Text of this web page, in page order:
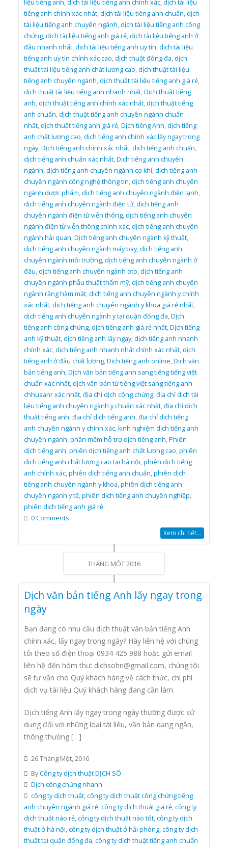
liệu tiếng anh,dịch tài liệu tiếng anh chính xác,dịch tài liệu
tiếng anh chính xác nhất,dịch tài liệu tiếng anh chuẩn,dịch
tài liệu tiếng anh chuyên ngành,dịch tài liệu tiếng anh công
chứng,dịch tài liệu tiếng anh giá rẻ,dịch tài liệu tiếng anh ở
đâu nhanh nhất,dịch tài liệu tiếng anh uy tín,dịch tài liệu
tiếng anh uy tín chính xác cao,dịch thuật đống đa,dịch
thuật tài liệu tiếng anh chất lương cao,dịch thuật tài liệu
tiếng anh chuyên ngành,dịch thuật tài liệu tiếng anh giá rẻ,
dịch thuật tài liệu tiếng anh nhanh nhất,Dịch thuật tiếng
anh,dịch thuật tiếng anh chính xác nhất,dịch thuật tiếng
anh chuẩn,dịch thuật tiếng anh chuyên ngành chuẩn
nhất,dịch thuật tiếng anh giá rẻ,Dịch tiếng Anh,dịch tiếng
anh chất lượng cao,dịch tiếng anh chính xác lấy ngay trong
ngày,Dịch tiếng anh chính xác nhất,dịch tiếng anh chuẩn,
dịch tiếng anh chuẩn xác nhất,Dịch tiếng anh chuyên
ngành,dịch tiếng anh chuyên ngành cơ khí,dịch tiếng anh
chuyên ngành công nghệ thông tin,dịch tiếng anh chuyên
ngành dược phẩm,dịch tiếng anh chuyên ngành điện lạnh,
dịch tiếng anh chuyên ngành điện tử,dịch tiếng anh
chuyên ngành điện tử viễn thông,dịch tiếng anh chuyên
ngành điện tử viễn thông chính xác,dịch tiếng anh chuyên
ngành hải quan,Dịch tiếng anh chuyên ngành kỹ thuật,
dịch tiếng anh chuyên ngành máy bay,dịch tiếng anh
chuyên ngành môi trường,dịch tiếng anh chuyên ngành ở
đâu,dịch tiếng anh chuyên ngành oto,dịch tiếng anh
chuyên ngành phẫu thuật thẩm mỹ,dịch tiếng anh chuyên
ngành răng hàm mặt,dịch tiếng anh chuyên ngành y chính
xác nhất,dịch tiếng anh chuyên ngành y khoa giá rẻ nhất,
dịch tiếng anh chuyên ngành y tại quận đống đa,Dịch
tiếng anh công chứng,dịch tiếng anh giá rẻ nhất,Dịch tiếng
anh kỹ thuật,dịch tiếng anh lấy ngay,dịch tiếng anh nhanh
chính xác,dịch tiếng anh nhanh nhất chính xác nhất,dịch
tiếng anh ở đâu chất lượng,Dịch tiếng anh online,Dịch văn
bản tiếng anh,Dịch văn bản tiếng anh sang tiếng tiếng việt
chuẩn xác nhất,dịch văn bản từ tiếng việt sang tiếng anh
chhuaanr xác nhất,địa chỉ dịch công chứng,địa chỉ dịch tài
liệu tiếng anh chuyên ngành y chuẩn xác nhất,địa chỉ dịch
thuật tiếng anh,địa chỉ dịch tiếng anh,địa chỉ dịch tiếng
anh chuyên ngành y chính xác,kinh nghiệm dịch tiếng anh
chuyên ngành,phần mềm hỗ trợ dịch tiếng anh,Phiên
dịch tiếng anh,phiên dịch tiếng anh chất lương cao,phiên
dịch tiếng anh chất lượng cao tại hà nội,phiên dịch tiếng
anh chính xác,phiên dịch tiếng anh chuẩn,phiên dịch
tiếng anh chuyên ngành y khoa,phiên dịch tiếng anh
chuyên ngành y tế,phiên dịch tiếng anh chuyên nghiệp,
phiên dịch tiếng anh giá rẻ
0 Comments
Xem chi tiết...
THÁNG MỘT 2016
Dịch văn bản tiếng Anh lấy ngay trong
ngày
Bạn đang có nhu cầu dịch thuật văn bản tiếng Anh
chính xác, lấy ngay trong ngày? Hãy liên hệ với chúng
tôi theo số điện thoại 0934 425 988 hoặc gửi email
liên hệ đến hòm thư: dichsohn@gmail.com, chúng tôi
sẽ tư vấn cho Quý khách hàng về cách thức, chi phí
dịch vụ tài liệu Quý khách hàng đang cần làm.
Dịch tiếng Anh lấy ngay trong ngày thường được sử
dụng đối với những loại tài liệu, văn bản dạng ngắn,
thông thường […]
26 Tháng Một, 2016
ByCông ty dịch thuật DỊCH SỐ
Dịch công chứng nhanh
công ty dịch thuật,công ty dịch thuật công chứng tiếng
anh chuyên ngành giá rẻ,công ty dịch thuật giá rẻ,công ty
dịch thuật nào rẻ,công ty dịch thuật nào tốt,công ty dịch
thuật ở hà nội,công ty dịch thuật ở hải phòng,công ty dịch
thuật tại quận đống đa,công ty dịch thuật tiếng anh chuẩn